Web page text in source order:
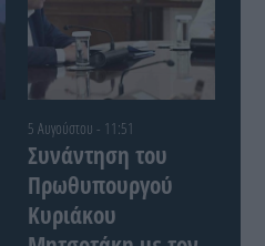
5 Αυγούστου - 11:51
Συνάντηση του
Πρωθυπουργού
Κυριάκου